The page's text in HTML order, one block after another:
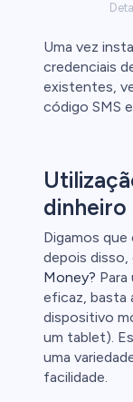
Uma vez
credenciais
existentes,
código SMS
Digamos
depois disso,
Money?
eficaz, basta
dispositivo
um tablet).
uma
facilidade.